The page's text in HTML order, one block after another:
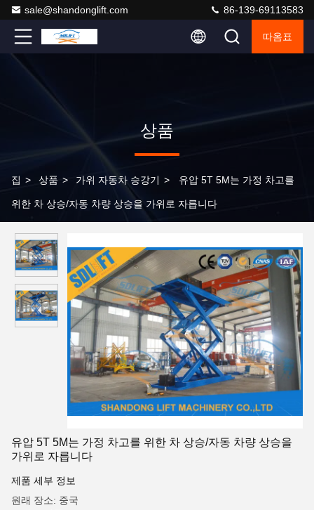
sale@shandonglift.com 86-139-69113583
따옴표
상품
집 > 상품 > 가위 자동차 승강기 > 유압 5T 5M는 가정 차고를
위한 차 상승/자동 차량 상승을 가위로 자릅니다
유압 5T 5M는 가정 차고를 위한 차 상승/자동 차량 상승을
가위로 자릅니다
제품 세부 정보
원래 장소: 중국